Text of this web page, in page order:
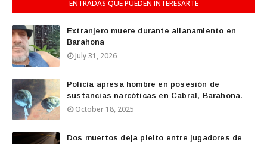
ENTRADAS QUE PUEDEN INTERESARTE
Extranjero muere durante allanamiento en
Barahona
July 31, 2026
Policía apresa hombre en posesión de
sustancias narcóticas en Cabral, Barahona.
October 18, 2025
Dos muertos deja pleito entre jugadores de